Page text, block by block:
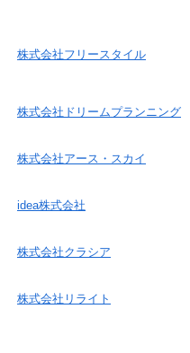
株式会社フリースタイル
株式会社ドリームプランニング
株式会社アース・スカイ
idea株式会社
株式会社クラシア
株式会社リライト